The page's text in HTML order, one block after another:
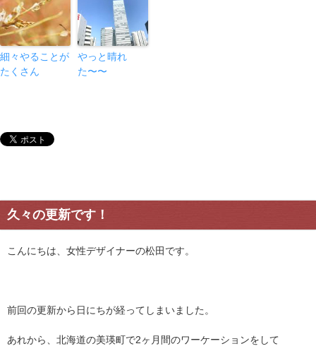
細々やることが
たくさん
やっと晴れ
た〜〜
久々の更新です！
こんにちは、女性デザイナーの松田です。
前回の更新から日にちが経ってしまいました。
あれから、北海道の美瑛町で2ヶ月間のワーケーションをして